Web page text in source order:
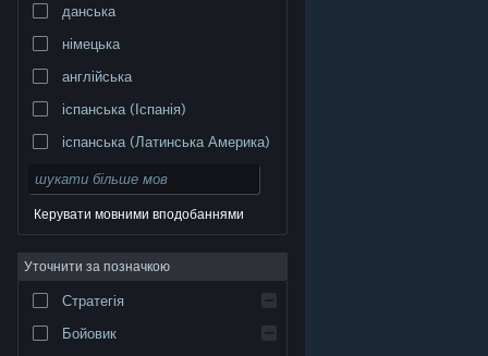
© Valve Corporation. Усі права захищено. Усі
Юридична інформація
підписника Steam
cookie
данська
німецька
англійська
іспанська (Іспанія)
іспанська (Латинська Америка)
Керувати мовними вподобаннями
Уточнити за позначкою
Стратегія
Бойовик